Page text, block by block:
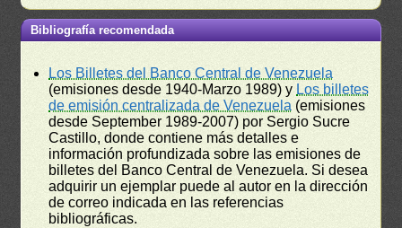
Bibliografía recomendada
Los Billetes del Banco Central de Venezuela
(emisiones desde 1940-Marzo 1989) y Los billetes
de emisión centralizada de Venezuela (emisiones
desde September 1989-2007) por Sergio Sucre
Castillo, donde contiene más detalles e
información profundizada sobre las emisiones de
billetes del Banco Central de Venezuela. Si desea
adquirir un ejemplar puede al autor en la dirección
de correo indicada en las referencias
bibliográficas.